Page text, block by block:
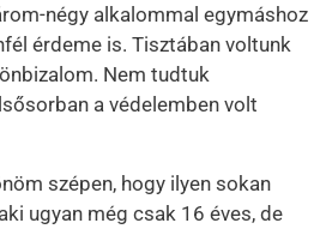
négy alkalommal egymáshoz
érdeme is. Tisztában voltunk
Nem tudtuk
a védelemben volt
szépen, hogy ilyen sokan
ugyan még csak 16 éves, de